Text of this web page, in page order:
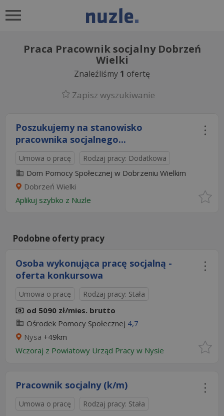
Praca Pracownik socjalny Dobrzeń
Wielki
Znaleźliśmy 1 ofertę
Zapisz wyszukiwanie
Poszukujemy na stanowisko
pracownika socjalnego...
Umowa o pracę Rodzaj pracy: Dodatkowa
Dom Pomocy Społecznej w Dobrzeniu Wielkim
Dobrzeń Wielki
Aplikuj szybko z Nuzle
Podobne oferty pracy
Osoba wykonująca pracę socjalną -
oferta konkursowa
Umowa o pracę Rodzaj pracy: Stała
od 5090 zł/mies. brutto
Ośrodek Pomocy Społecznej 4,7
Nysa +49km
Wczoraj z Powiatowy Urząd Pracy w Nysie
Pracownik socjalny (k/m)
Umowa o pracę Rodzaj pracy: Stała